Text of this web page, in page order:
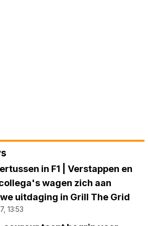
in F1 | Verstappen en
wagen zich aan
uitdaging in Grill The Grid
13:53